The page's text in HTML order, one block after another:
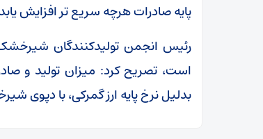
پایه صادرات هرچه سریع تر افزایش
رئیس انجمن تولیدکنندگان
است، تصریح کرد: میزان تولید و
بدلیل نرخ پایه ارز گمرکی، با دپوی